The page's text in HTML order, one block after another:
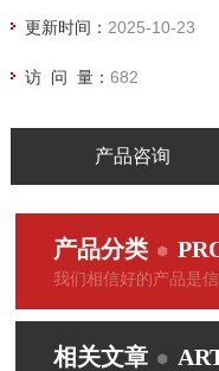
更新时间： 2025-10-23
访 问 量： 682
产品咨询
产品分类
我们相信好的产品是
相关文章